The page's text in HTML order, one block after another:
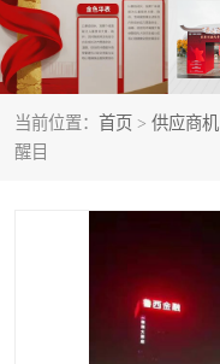
当前位置： 首页 > 供应商机
醒目
灯箱类
标识标牌类
展架